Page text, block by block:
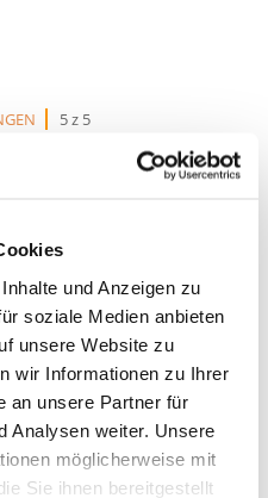
und Anzeigen zu
soziale Medien anbieten
unsere Website zu
wir Informationen zu Ihrer
an unsere Partner für
Analysen weiter. Unsere
möglicherweise mit
Sie ihnen bereitgestellt
5 z 5
DIESES PRODUKT